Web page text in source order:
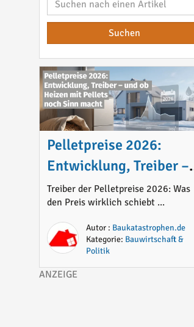
Pelletpreise 2026:
Entwicklung, Treiber –
und ob Heizen mit
Pellets noch Sinn macht
Treiber der Pelletpreise 2026: Was
den Preis wirklich schiebt ...
Autor : Baukatastrophen.de
Kategorie: Bauwirtschaft &
Politik